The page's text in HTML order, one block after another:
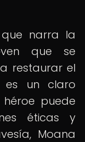
narra la
que se
restaurar el
es un claro
puede
éticas y
Moana